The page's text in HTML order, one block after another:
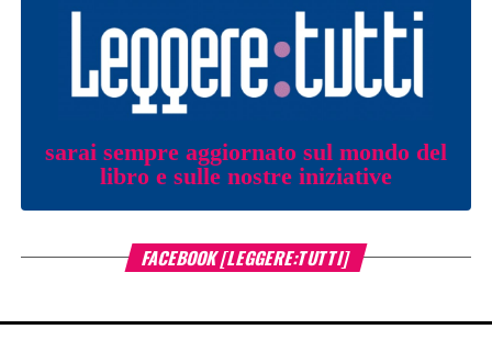
sarai sempre aggiornato sul mondo del
libro e sulle nostre iniziative
FACEBOOK [LEGGERE:TUTTI]